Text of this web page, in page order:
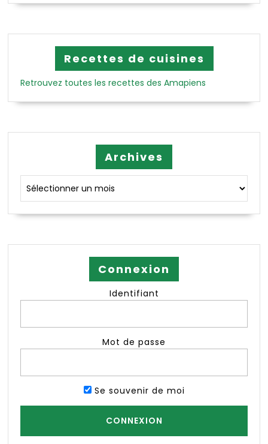
Recettes de cuisines
Retrouvez toutes les recettes des Amapiens
Archives
Connexion
Identifiant
Mot de passe
Se souvenir de moi